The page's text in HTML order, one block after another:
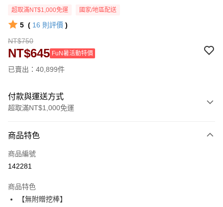
超取滿NT$1,000免運 國家/地區配送
5 ( 16 則評價 )
NT$750
NT$645 FuN暑活動特價
已賣出：40,899件
付款與運送方式
超取滿NT$1,000免運
信用卡一次付款
超商取貨付款
Apple Pay
商品特色
商品編號
142281
商品特色
【無附贈挖棒】